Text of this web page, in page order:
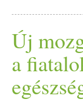
Új
a